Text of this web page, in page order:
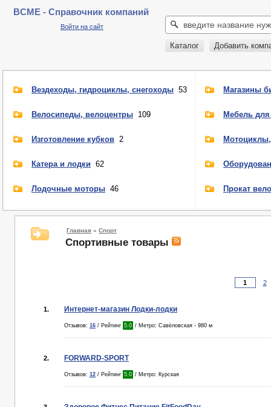
BCME - Справочник компаний
Войти на сайт
Каталог Добавить
Вездеходы, гидроциклы, снегоходы 53
Велосипеды, велоцентры 109
Изготовление кубков 2
Катера и лодки 62
Лодочные моторы 46
Магазины
Мебель
Прокат
Главная » Спорт
Спортивные товары
2
1. Интернет-магазин Лодки-лодки
Отзывов: 16 / Рейтинг 5.0 / Метро: Савёловская - 980 м
2. FORWARD-SPORT
Отзывов: 12 / Рейтинг 5.0 / Метро: Курская